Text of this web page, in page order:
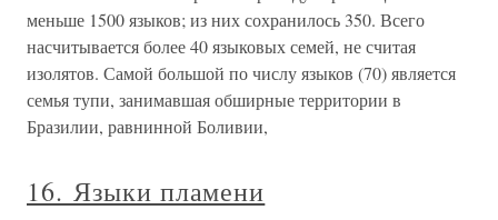
меньше 1500 языков; из них сохранилось 350. Всего
насчитывается более 40 языковых семей, не считая
изолятов. Самой большой по числу языков (70) является
семья тупи, занимавшая обширные территории в
Бразилии, равнинной Боливии,
16. Языки пламени